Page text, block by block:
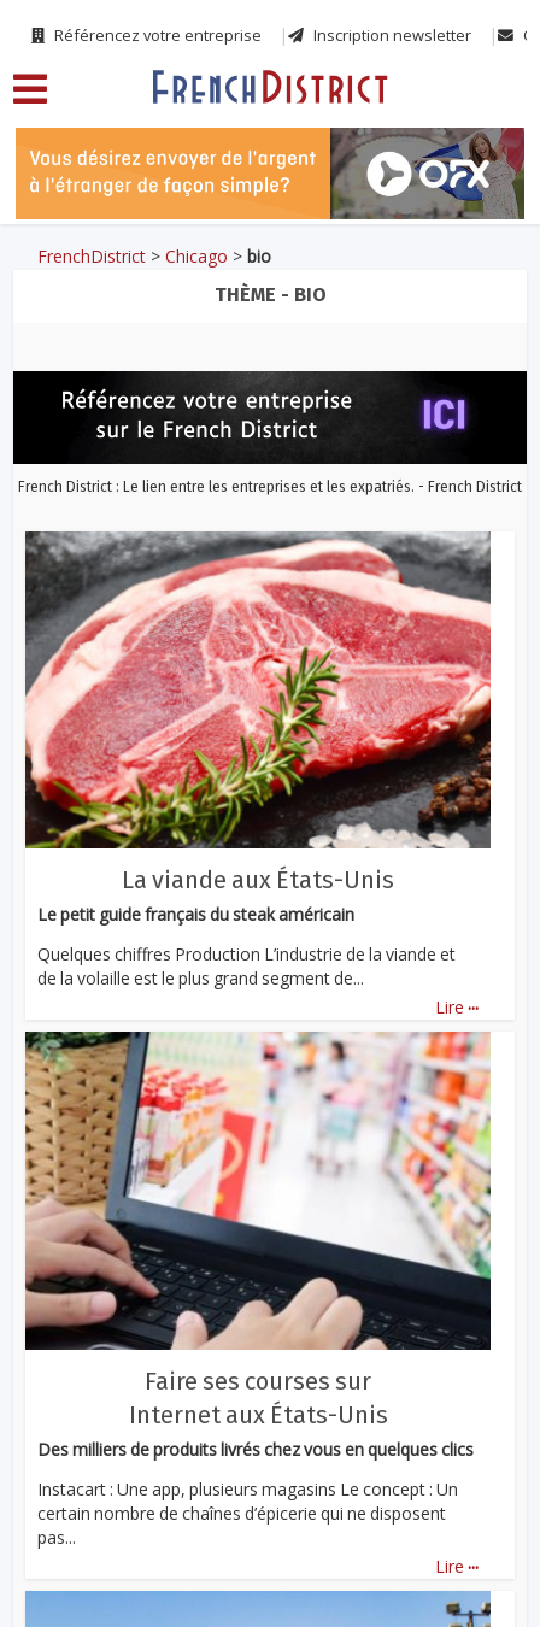
Référencez votre entreprise Inscription newsletter
FrenchDistrict >Chicago >bio
THÈME - BIO
French District : Le lien entre les entreprises et les expatriés. - French District
La viande aux États-Unis
Le petit guide français du steak américain
Quelques chiffres Production L’industrie de la viande et
de la volaille est le plus grand segment de...
Lire ...
Faire ses courses sur
Internet aux États-Unis
Des milliers de produits livrés chez vous en quelques clics
Instacart : Une app, plusieurs magasins Le concept : Un
certain nombre de chaînes d’épicerie qui ne disposent
pas...
Lire ...